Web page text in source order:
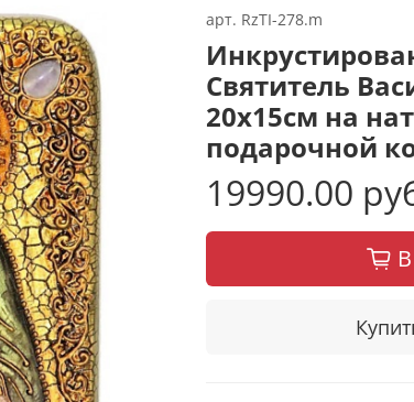
арт. RzTI-278.m
Святитель
20х15см на
подарочной
19990.00